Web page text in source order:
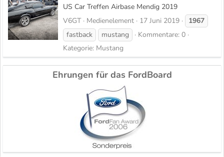
US Car Treffen Airbase Mendig 2019
V6GT
Medienelement 17 Juni 2019
1967
fastback
mustang
Kommentare: 0
Kategorie: Mustang
Ehrungen für das FordBoard